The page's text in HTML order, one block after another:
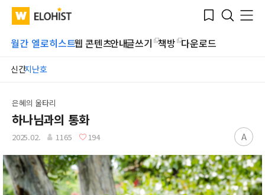
WATV Elohist-
Home
Bookmark
Search
Menu
월간 엘로히스트웹 콘텐츠안내글쓰기 책방 다운로드
신간지난호
Submit
은혜의 울타리
하나님과의 통화
2025.02. 1165 194 A